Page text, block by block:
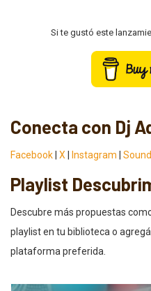
Si te gustó este
Conecta con Dj
Facebook X Instagram
Playlist
Descubre más propuestas
playlist en tu biblioteca o
plataforma preferida.